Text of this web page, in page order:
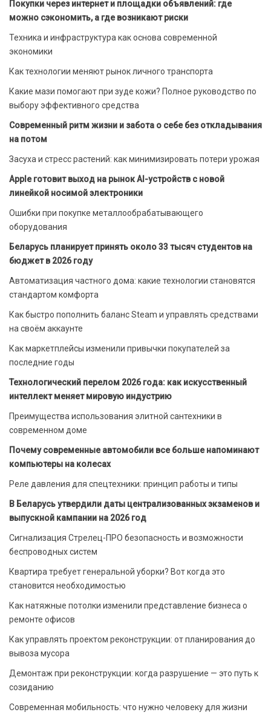
Покупки через интернет и площадки объявлений: где
можно сэкономить, а где возникают риски
Техника и инфраструктура как основа современной
экономики
Как технологии меняют рынок личного транспорта
Какие мази помогают при зуде кожи? Полное руководство по
выбору эффективного средства
Современный ритм жизни и забота о себе без откладывания
на потом
Засуха и стресс растений: как минимизировать потери урожая
Apple готовит выход на рынок AI-устройств с новой
линейкой носимой электроники
Ошибки при покупке металлообрабатывающего
оборудования
Беларусь планирует принять около 33 тысяч студентов на
бюджет в 2026 году
Автоматизация частного дома: какие технологии становятся
стандартом комфорта
Как быстро пополнить баланс Steam и управлять средствами
на своём аккаунте
Как маркетплейсы изменили привычки покупателей за
последние годы
Технологический перелом 2026 года: как искусственный
интеллект меняет мировую индустрию
Преимущества использования элитной сантехники в
современном доме
Почему современные автомобили все больше напоминают
компьютеры на колесах
Реле давления для спецтехники: принцип работы и типы
В Беларусь утвердили даты централизованных экзаменов и
выпускной кампании на 2026 год
Сигнализация Стрелец-ПРО безопасность и возможности
беспроводных систем
Квартира требует генеральной уборки? Вот когда это
становится необходимостью
Как натяжные потолки изменили представление бизнеса о
ремонте офисов
Как управлять проектом реконструкции: от планирования до
вывоза мусора
Демонтаж при реконструкции: когда разрушение — это путь к
созиданию
Современная мобильность: что нужно человеку для жизни